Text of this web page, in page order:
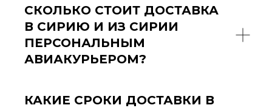
СКОЛЬКО СТОИТ ДОСТАВКА
В СИРИЮ И ИЗ СИРИИ
ПЕРСОНАЛЬНЫМ
АВИАКУРЬЕРОМ?
КАКИЕ СРОКИ ДОСТАВКИ В